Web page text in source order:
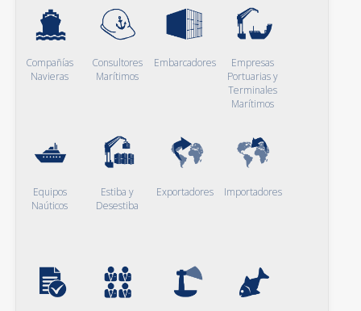
Compañías
Navieras
Consultores
Marítimos
Embarcadores
Empresas
Portuarias y
Terminales
Marítimos
Equipos
Naúticos
Estiba y
Desestiba
Exportadores Importadores